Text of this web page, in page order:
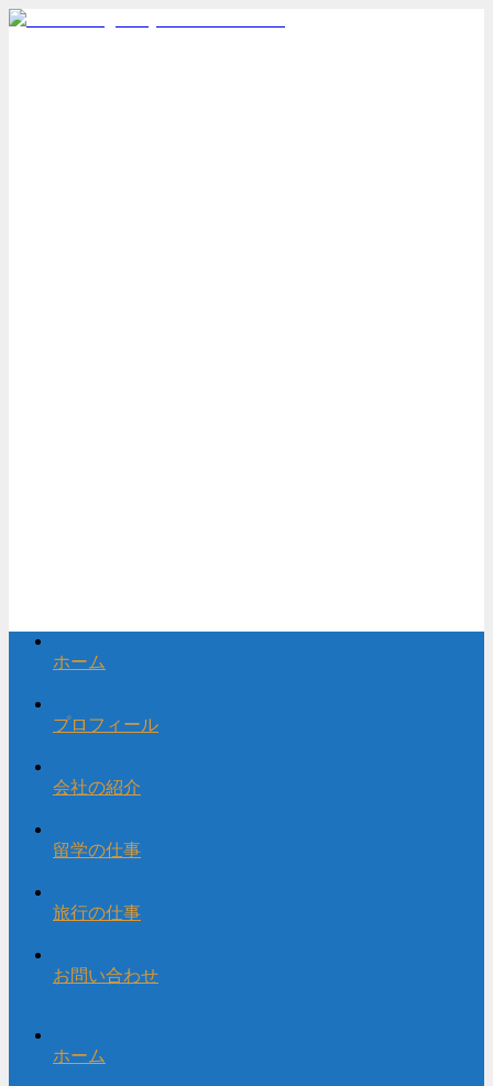
ホーム
プロフィール
会社の紹介
留学の仕事
旅行の仕事
お問い合わせ
ホーム